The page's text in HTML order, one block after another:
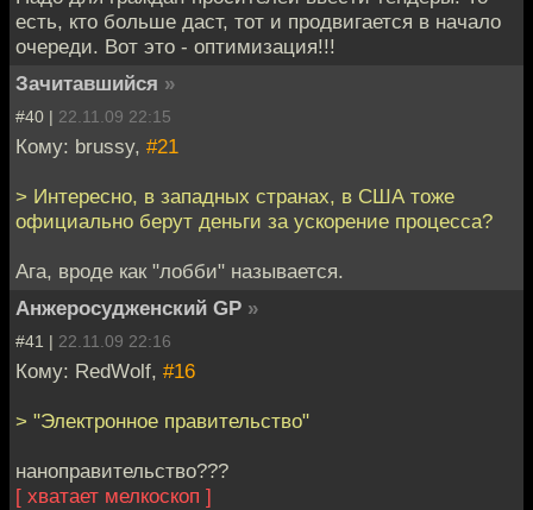
есть, кто больше даст, тот и продвигается в начало
очереди. Вот это - оптимизация!!!
Зачитавшийся »
#40 | 22.11.09 22:15
Кому: brussy, #21
> Интересно, в западных странах, в США тоже
официально берут деньги за ускорение процесса?
Ага, вроде как "лобби" называется.
Анжеросудженский GP »
#41 | 22.11.09 22:16
Кому: RedWolf, #16
> "Электронное правительство"
наноправительство???
[ хватает мелкоскоп ]